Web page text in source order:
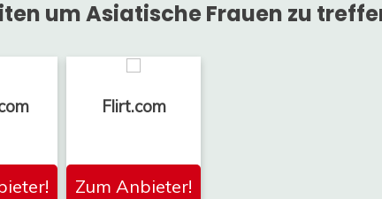
um Asiatische Frauen zu
Flirt.com
Zum Anbieter!